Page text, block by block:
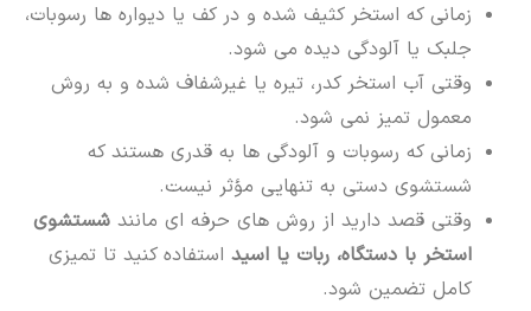
زمانی که استخر کثیف شده و در کف یا دیواره ها رسوبات،
جلبک یا آلودگی دیده می شود.
وقتی آب استخر کدر، تیره یا غیرشفاف شده و به روش
معمول تمیز نمی شود.
زمانی که رسوبات و آلودگی ها به قدری هستند که
شستشوی دستی به تنهایی مؤثر نیست.
وقتی قصد دارید از روش های حرفه ای مانند شستشوی
استخر با دستگاه، ربات یا اسیداستفاده کنید تا تمیزی
کامل تضمین شود.